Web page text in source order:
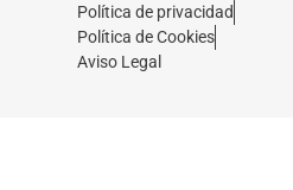
Política de privacidad
Política de Cookies
Aviso Legal